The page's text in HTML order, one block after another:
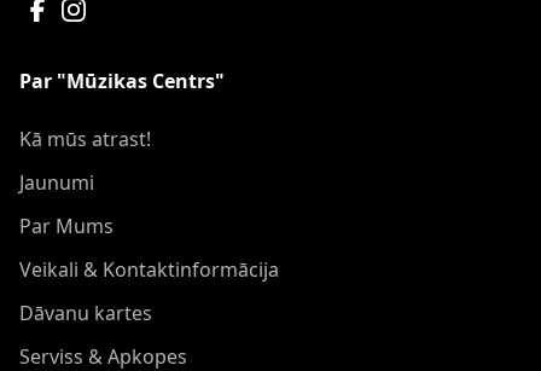
Par "Mūzikas Centrs"
Kā mūs atrast!
Jaunumi
Par Mums
Veikali & Kontaktinformācija
Dāvanu kartes
Serviss & Apkopes